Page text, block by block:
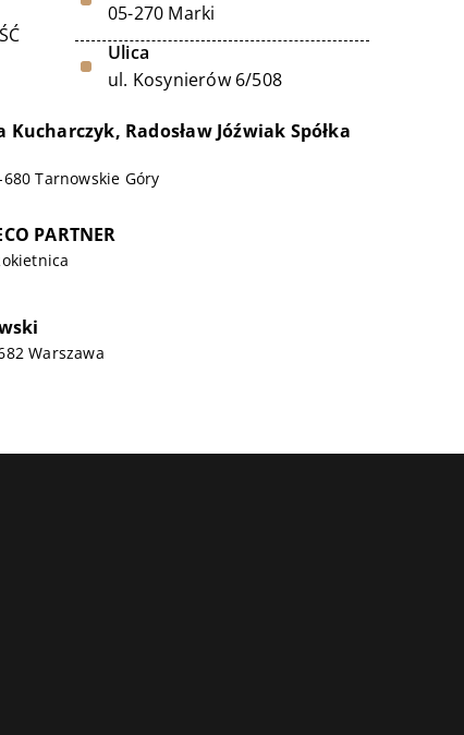
05-270 Marki
Ulica
ul. Kosynierów 6/508
Kucharczyk, Radosław Jóźwiak Spółka
Tarnowskie Góry
PARTNER
Warszawa